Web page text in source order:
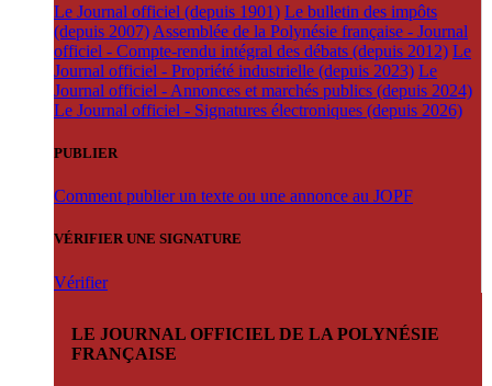
Le Journal officiel (depuis 1901) Le bulletin des impôts
(depuis 2007) Assemblée de la Polynésie française - Journal
officiel - Compte-rendu intégral des débats (depuis 2012) Le
Journal officiel - Propriété industrielle (depuis 2023) Le
Journal officiel - Annonces et marchés publics (depuis 2024)
Le Journal officiel - Signatures électroniques (depuis 2026)
PUBLIER
Comment publier un texte ou une annonce au JOPF
VÉRIFIER UNE SIGNATURE
Vérifier
LE JOURNAL OFFICIEL DE LA POLYNÉSIE
FRANÇAISE